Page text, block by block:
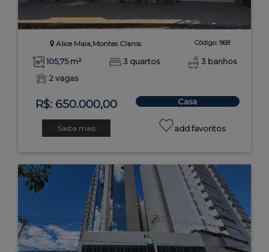
Alice Maia,Montes Claros Código: 968
105,75 m² 3 quartos
3 banhos
2 vagas
R$: 650.000,00 Casa
Saiba mais add favoritos